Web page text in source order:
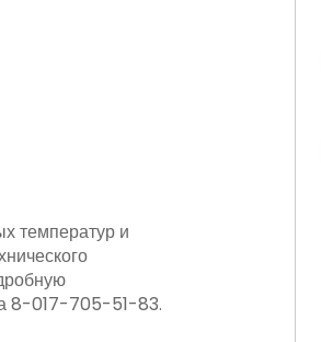
температур и
8-017-705-51-83.